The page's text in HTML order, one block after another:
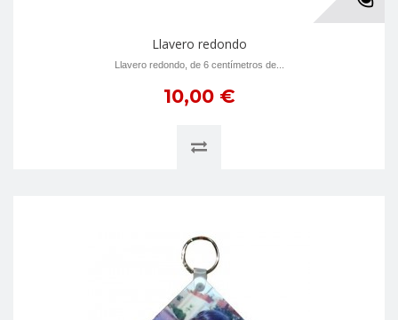
Llavero redondo
Llavero redondo, de 6 centímetros de...
10,00 €